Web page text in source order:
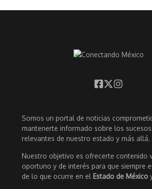
Somos un portal de noticias
mantenerte informado sobre los
relevantes de nuestro estado y más allá.
Nuestro objetivo es ofrecerte contenido
oportuno y de interés para que siempre
de lo que ocurre en el Estado de México